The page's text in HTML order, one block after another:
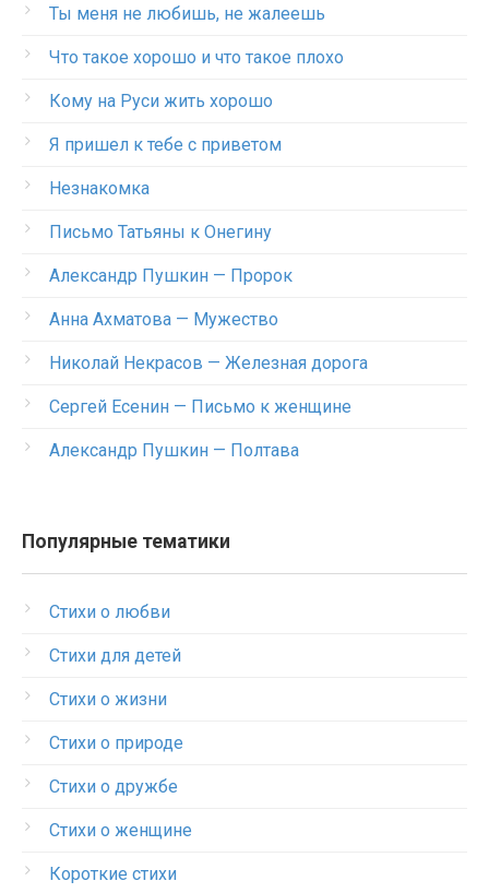
Ты меня не любишь, не жалеешь
Что такое хорошо и что такое плохо
Кому на Руси жить хорошо
Я пришел к тебе с приветом
Незнакомка
Письмо Татьяны к Онегину
Александр Пушкин — Пророк
Анна Ахматова — Мужество
Николай Некрасов — Железная дорога
Сергей Есенин — Письмо к женщине
Александр Пушкин — Полтава
Популярные тематики
Стихи о любви
Стихи для детей
Стихи о жизни
Стихи о природе
Стихи о дружбе
Стихи о женщине
Короткие стихи